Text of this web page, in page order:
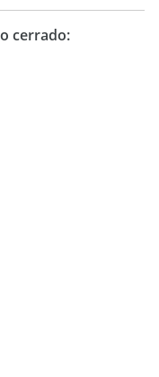
cerrado: